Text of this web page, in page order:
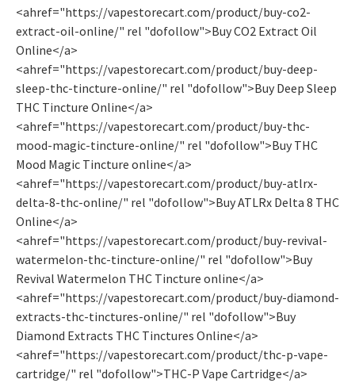
<ahref="https://vapestorecart.com/product/buy-co2-
extract-oil-online/" rel "dofollow">Buy CO2 Extract Oil
Online</a>
<ahref="https://vapestorecart.com/product/buy-deep-
sleep-thc-tincture-online/" rel "dofollow">Buy Deep Sleep
THC Tincture Online</a>
<ahref="https://vapestorecart.com/product/buy-thc-
mood-magic-tincture-online/" rel "dofollow">Buy THC
Mood Magic Tincture online</a>
<ahref="https://vapestorecart.com/product/buy-atlrx-
delta-8-thc-online/" rel "dofollow">Buy ATLRx Delta 8 THC
Online</a>
<ahref="https://vapestorecart.com/product/buy-revival-
watermelon-thc-tincture-online/" rel "dofollow">Buy
Revival Watermelon THC Tincture online</a>
<ahref="https://vapestorecart.com/product/buy-diamond-
extracts-thc-tinctures-online/" rel "dofollow">Buy
Diamond Extracts THC Tinctures Online</a>
<ahref="https://vapestorecart.com/product/thc-p-vape-
cartridge/" rel "dofollow">THC-P Vape Cartridge</a>